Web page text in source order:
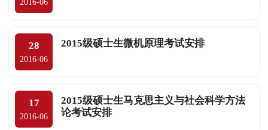
2016-06
28
2016-06
2015级硕士生微机原理考试安排
17
2016-06
2015级硕士生马克思主义与社会科学方法
论考试安排